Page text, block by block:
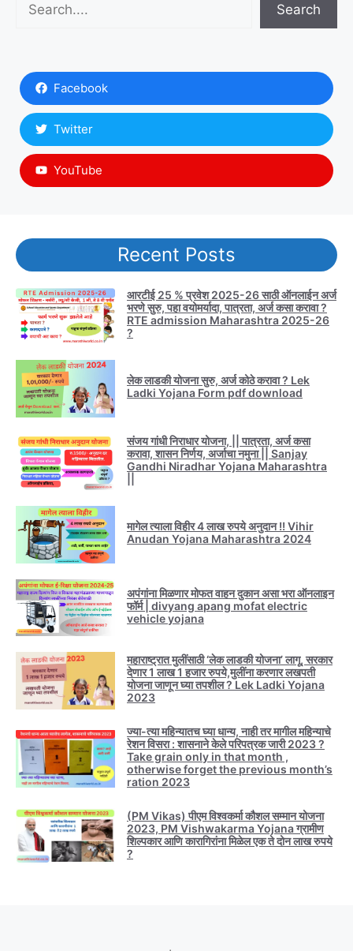
Search
Facebook
Twitter
YouTube
Recent Posts
आरटीई 25 % प्रवेश 2025-26 साठी ऑनलाईन अर्ज
भरणे सुरु, पहा वयोमर्यादा, पात्रता, अर्ज कसा करावा ?
RTE admission Maharashtra 2025-26
?
लेक लाडकी योजना सुरु, अर्ज कोठे करावा ? Lek
Ladki Yojana Form pdf download
संजय गांधी निराधार योजना, || पात्रता, अर्ज कसा
करावा, शासन निर्णय, अर्जाचा नमुना || Sanjay
Gandhi Niradhar Yojana Maharashtra
मागेल त्याला विहीर 4 लाख रुपये अनुदान !! Vihir
Anudan Yojana Maharashtra 2024
अपंगांना मिळणार मोफत वाहन दुकान असा भरा ऑनलाइन
फॉर्म | divyang apang mofat electric
vehicle yojana
महाराष्ट्रात मुलींसाठी ‘लेक लाडकी योजना’ लागू, सरकार
देणार 1 लाख 1 हजार रुपये,मुलींना करणार लखपती
योजना जाणून घ्या तपशील ? Lek Ladki Yojana
2023
ज्या-त्या महिन्यातच घ्या धान्य, नाही तर मागील महिन्याचे
रेशन विसरा : शासनाने केले परिपत्रक जारी 2023 ?
Take grain only in that month ,
otherwise forget the previous month’s
ration 2023
(PM Vikas) पीएम विश्वकर्मा कौशल सम्मान योजना
2023, PM Vishwakarma Yojana ग्रामीण
शिल्पकार आणि कारागिरांना मिळेल एक ते दोन लाख रुपये
?